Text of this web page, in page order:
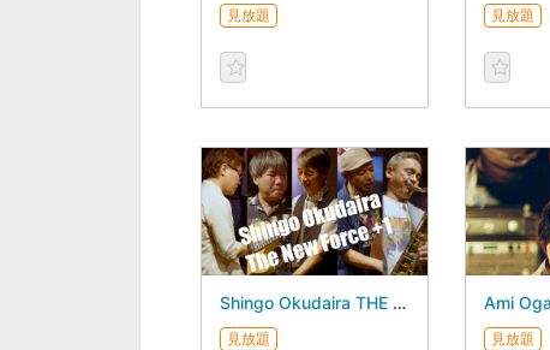
見放題 見放題
Shingo Okudaira THE NEW FORCE +1 - July 07, 2026 -
見放題 見放題